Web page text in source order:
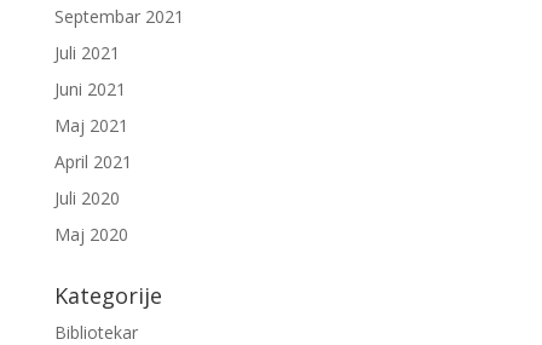
Septembar 2021
Juli 2021
Juni 2021
Maj 2021
April 2021
Juli 2020
Maj 2020
Kategorije
Bibliotekar